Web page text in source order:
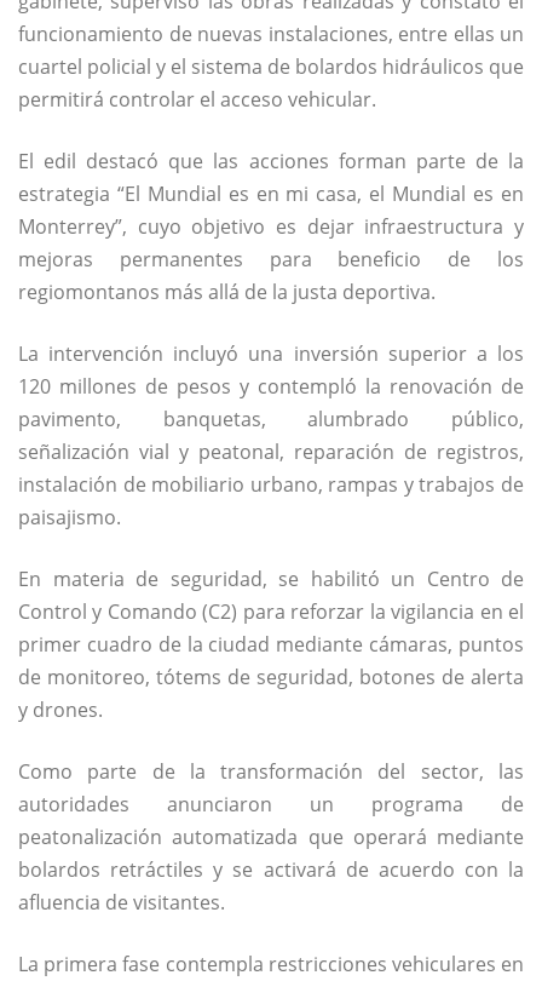
funcionamiento de nuevas instalaciones, entre ellas un
cuartel policial y el sistema de bolardos hidráulicos que
permitirá controlar el acceso vehicular.
El edil destacó que las acciones forman parte de la
estrategia “El Mundial es en mi casa, el Mundial es en
Monterrey”, cuyo objetivo es dejar infraestructura y
mejoras permanentes para beneficio de los
regiomontanos más allá de la justa deportiva.
La intervención incluyó una inversión superior a los
120 millones de pesos y contempló la renovación de
pavimento, banquetas, alumbrado público,
señalización vial y peatonal, reparación de registros,
instalación de mobiliario urbano, rampas y trabajos de
paisajismo.
En materia de seguridad, se habilitó un Centro de
Control y Comando (C2) para reforzar la vigilancia en el
primer cuadro de la ciudad mediante cámaras, puntos
de monitoreo, tótems de seguridad, botones de alerta
y drones.
Como parte de la transformación del sector, las
autoridades anunciaron un programa de
peatonalización automatizada que operará mediante
bolardos retráctiles y se activará de acuerdo con la
afluencia de visitantes.
La primera fase contempla restricciones vehiculares en